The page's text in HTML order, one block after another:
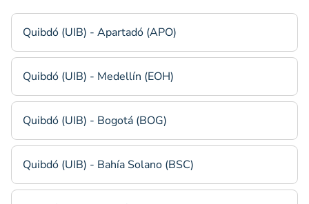
Quibdó (UIB) - Apartadó (APO)
Quibdó (UIB) - Medellín (EOH)
Quibdó (UIB) - Bogotá (BOG)
Quibdó (UIB) - Bahía Solano (BSC)